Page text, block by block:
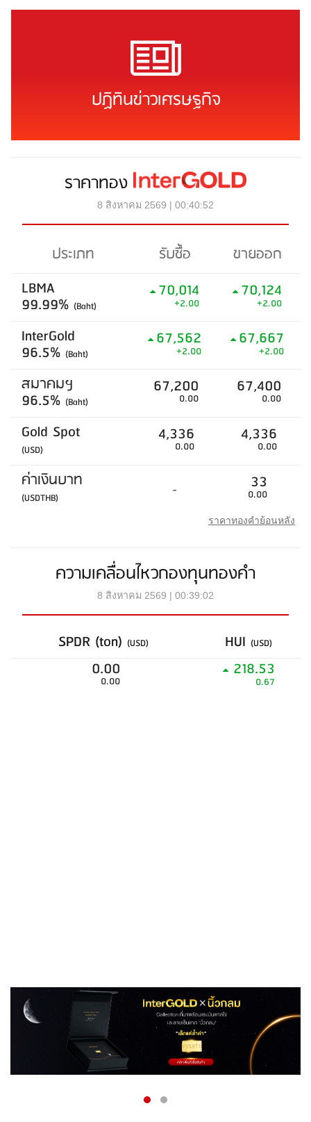
ปฏิทินข่าวเศรษฐกิจ
ราคาทอง
8 สิงหาคม 2569 | 00:40:52
ประเภท รับซื้อ
ขายออก
LBMA
99.99% (Baht)
70,014
+2.00
70,124
+2.00
InterGold
96.5% (Baht)
67,562
+2.00
67,667
+2.00
สมาคมฯ
96.5% (Baht)
67,200
0.00
67,400
0.00
Gold Spot
(USD)
4,336
0.00
4,336
0.00
ค่าเงินบาท
(USDTHB) - 33
0.00
ราคาทองคำย้อนหลัง
ความเคลื่อนไหวกองทุนทองคำ
8 สิงหาคม 2569 | 00:39:02
SPDR (ton) (USD) HUI (USD)
0.00
0.00
218.53
0.67